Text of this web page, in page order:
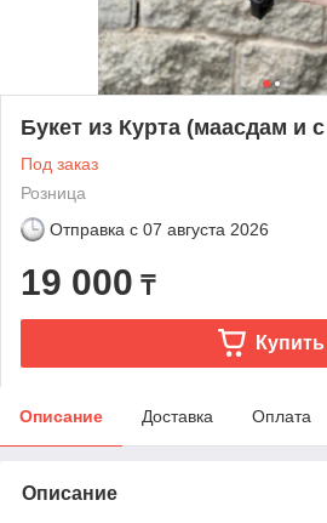
Букет из Курта (маасдам и
Под заказ
Розница
Отправка с 07 августа 2026
19 000 ₸
Купить
Описание Доставка Оплата
Описание